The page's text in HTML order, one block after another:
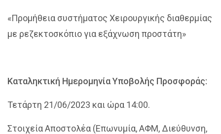
«Προμήθεια συστήματος Χειρουργικής διαθερμίας
με ρεζεκτοσκόπιο για εξάχνωση προστάτη»
Καταληκτική Ημερομηνία Υποβολής Προσφοράς:
Τετάρτη 21/06/2023 και ώρα 14:00.
Στοιχεία Αποστολέα (Επωνυμία, ΑΦΜ, Διεύθυνση,